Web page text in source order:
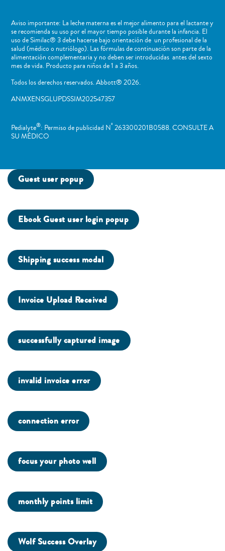
Aviso importante: La leche materna es el mejor alimento para el lactante y
se recomienda su uso por el mayor tiempo posible durante la infancia. El
uso de Similac® 3 debe hacerse bajo orientación de un profesional de la
salud (médico o nutriólogo). Las fórmulas de continuación son parte de la
alimentación complementaria y no deben ser introducidas antes del sexto
mes de vida. Producto para niños de 1 a 3 años.
Todos los derechos reservados. Abbott® 2026.
ANMXENSGLUPDSSIM202547357
Pedialyte®: Permiso de publicidad Nº 263300201B0588. CONSULTE A
SU MÉDICO
Guest user popup
Ebook Guest user login popup
Shipping success modal
Invoice Upload Received
successfully captured image
invalid invoice error
connection error
focus your photo well
monthly points limit
Wolf Success Overlay